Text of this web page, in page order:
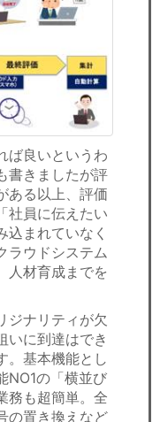
ば良いというわ
書きましたが評
ある以上、評価
社員に伝えたい
込まれていなく
ラウドシステム
人材育成までを
ジナリティが欠
いに到達はでき
。基本機能とし
NO1の「横並び
務も超簡単。全
の置き換えなど